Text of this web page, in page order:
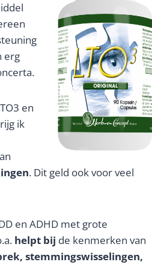
erg
en
ik
. Dit geld ook voor veel
en ADHD met grote
helpt bij de kenmerken van
stemmingswisselingen,